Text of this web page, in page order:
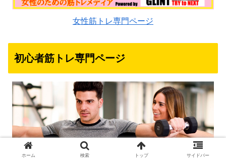
女性筋トレ専門ページ
初心者筋トレ専門ページ
ホーム 検索 トップ サイドバー